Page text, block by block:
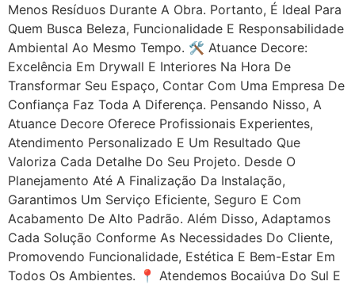
Menos Resíduos Durante A Obra. Portanto, É Ideal Para
Quem Busca Beleza, Funcionalidade E Responsabilidade
Ambiental Ao Mesmo Tempo. 🛠 Atuance Decore:
Excelência Em Drywall E Interiores Na Hora De
Transformar Seu Espaço, Contar Com Uma Empresa De
Confiança Faz Toda A Diferença. Pensando Nisso, A
Atuance Decore Oferece Profissionais Experientes,
Atendimento Personalizado E Um Resultado Que
Valoriza Cada Detalhe Do Seu Projeto. Desde O
Planejamento Até A Finalização Da Instalação,
Garantimos Um Serviço Eficiente, Seguro E Com
Acabamento De Alto Padrão. Além Disso, Adaptamos
Cada Solução Conforme As Necessidades Do Cliente,
Promovendo Funcionalidade, Estética E Bem-Estar Em
Todos Os Ambientes. 📍 Atendemos Bocaiúva Do Sul E